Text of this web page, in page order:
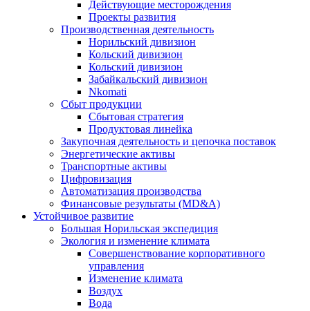
Действующие месторождения
Проекты развития
Производственная деятельность
Норильский дивизион
Кольский дивизион
Кольский дивизион
Забайкальский дивизион
Nkomati
Сбыт продукции
Сбытовая стратегия
Продуктовая линейка
Закупочная деятельность и цепочка поставок
Энергетические активы
Транспортные активы
Цифровизация
Автоматизация производства
Финансовые результаты (MD&A)
Устойчивое развитие
Большая Норильская экспедиция
Экология и изменение климата
Совершенствование корпоративного
управления
Изменение климата
Воздух
Вода